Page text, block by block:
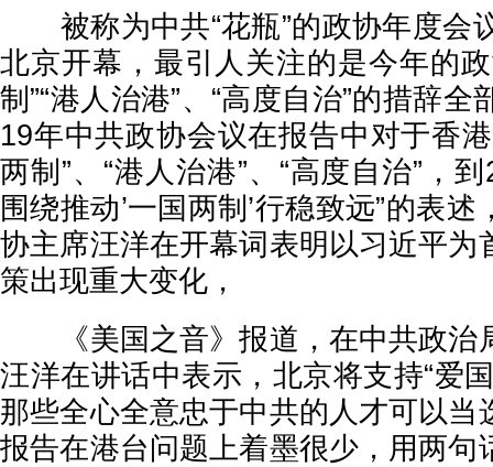
被称为中共“花瓶”的政协年度会
北京开幕，最引人关注的是今年的
制”“港人治港”、“高度自治”的措辞
19年中共政协会议在报告中对于香
两制”、“港人治港”、“高度自治”，
围绕推动’一国两制’行稳致远”的表
协主席汪洋在开幕词表明以习近平为
策出现重大变化，
《美国之音》报道，在中共政治
汪洋在讲话中表示，北京将支持“爱
那些全心全意忠于中共的人才可以当
报告在港台问题上着墨很少，用两句